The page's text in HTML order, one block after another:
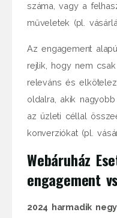
száma, vagy a
műveletek (pl.
Az engagement
rejlik, hogy nem
releváns és
oldalra, akik
az üzleti céllal
konverziókat (pl.
Webáruház
engagement
2024 harmadik